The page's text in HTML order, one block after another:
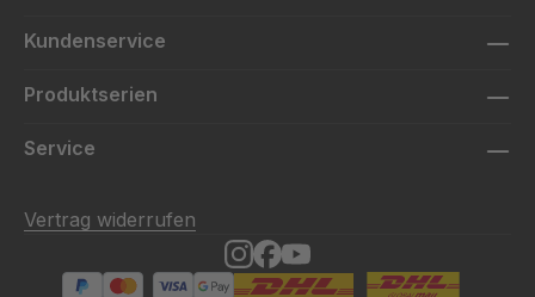
Kundenservice
Produktserien
Service
Vertrag widerrufen